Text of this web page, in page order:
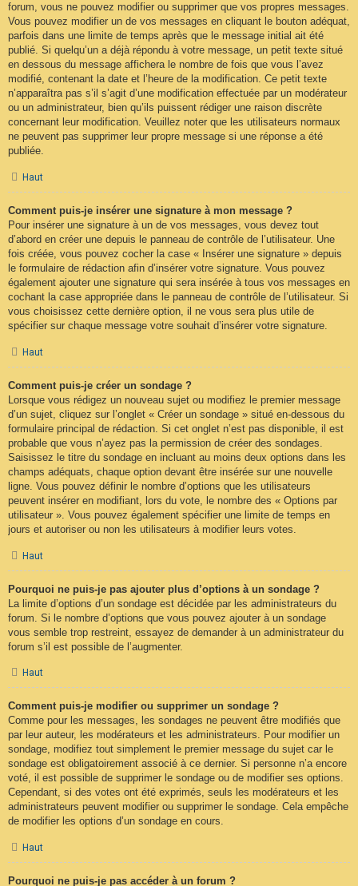
forum, vous ne pouvez modifier ou supprimer que vos propres messages.
Vous pouvez modifier un de vos messages en cliquant le bouton adéquat,
parfois dans une limite de temps après que le message initial ait été
publié. Si quelqu’un a déjà répondu à votre message, un petit texte situé
en dessous du message affichera le nombre de fois que vous l’avez
modifié, contenant la date et l’heure de la modification. Ce petit texte
n’apparaîtra pas s’il s’agit d’une modification effectuée par un modérateur
ou un administrateur, bien qu’ils puissent rédiger une raison discrète
concernant leur modification. Veuillez noter que les utilisateurs normaux
ne peuvent pas supprimer leur propre message si une réponse a été
publiée.
Haut
Comment puis-je insérer une signature à mon message ?
Pour insérer une signature à un de vos messages, vous devez tout
d’abord en créer une depuis le panneau de contrôle de l’utilisateur. Une
fois créée, vous pouvez cocher la case « Insérer une signature » depuis
le formulaire de rédaction afin d’insérer votre signature. Vous pouvez
également ajouter une signature qui sera insérée à tous vos messages en
cochant la case appropriée dans le panneau de contrôle de l’utilisateur. Si
vous choisissez cette dernière option, il ne vous sera plus utile de
spécifier sur chaque message votre souhait d’insérer votre signature.
Haut
Comment puis-je créer un sondage ?
Lorsque vous rédigez un nouveau sujet ou modifiez le premier message
d’un sujet, cliquez sur l’onglet « Créer un sondage » situé en-dessous du
formulaire principal de rédaction. Si cet onglet n’est pas disponible, il est
probable que vous n’ayez pas la permission de créer des sondages.
Saisissez le titre du sondage en incluant au moins deux options dans les
champs adéquats, chaque option devant être insérée sur une nouvelle
ligne. Vous pouvez définir le nombre d’options que les utilisateurs
peuvent insérer en modifiant, lors du vote, le nombre des « Options par
utilisateur ». Vous pouvez également spécifier une limite de temps en
jours et autoriser ou non les utilisateurs à modifier leurs votes.
Haut
Pourquoi ne puis-je pas ajouter plus d’options à un sondage ?
La limite d’options d’un sondage est décidée par les administrateurs du
forum. Si le nombre d’options que vous pouvez ajouter à un sondage
vous semble trop restreint, essayez de demander à un administrateur du
forum s’il est possible de l’augmenter.
Haut
Comment puis-je modifier ou supprimer un sondage ?
Comme pour les messages, les sondages ne peuvent être modifiés que
par leur auteur, les modérateurs et les administrateurs. Pour modifier un
sondage, modifiez tout simplement le premier message du sujet car le
sondage est obligatoirement associé à ce dernier. Si personne n’a encore
voté, il est possible de supprimer le sondage ou de modifier ses options.
Cependant, si des votes ont été exprimés, seuls les modérateurs et les
administrateurs peuvent modifier ou supprimer le sondage. Cela empêche
de modifier les options d’un sondage en cours.
Haut
Pourquoi ne puis-je pas accéder à un forum ?